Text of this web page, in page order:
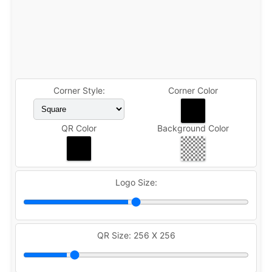
Corner Style: Corner Color
QR Color Background Color
Logo Size:
QR Size: 256 X 256